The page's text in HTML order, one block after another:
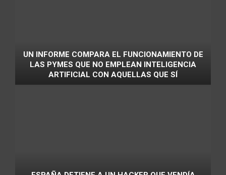
UN INFORME COMPARA EL FUNCIONAMIENTO DE
LAS PYMES QUE NO EMPLEAN INTELIGENCIA
ARTIFICIAL CON AQUELLAS QUE SÍ